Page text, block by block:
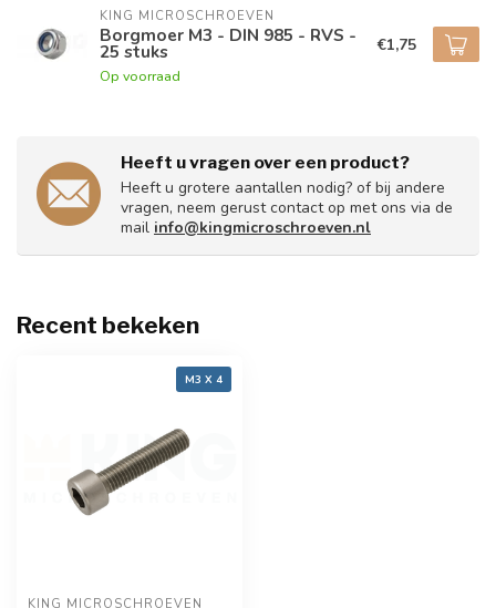
KING MICROSCHROEVEN
Borgmoer M3 - DIN 985 - RVS -
25 stuks
Op voorraad
€1,75
Heeft u vragen over een product?
Heeft u grotere aantallen nodig? of bij andere
vragen, neem gerust contact op met ons via de
mail info@kingmicroschroeven.nl
Recent bekeken
M3 X 4
KING MICROSCHROEVEN